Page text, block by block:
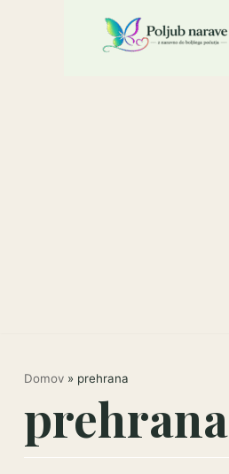
Domov » prehrana
prehrana